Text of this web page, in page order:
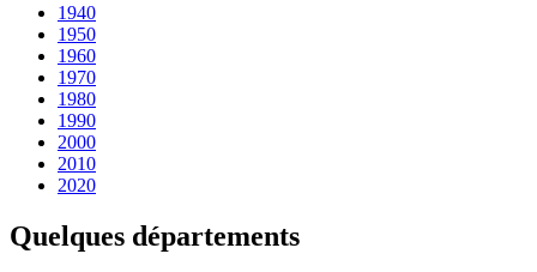
1940
1950
1960
1970
1980
1990
2000
2010
2020
Quelques départements